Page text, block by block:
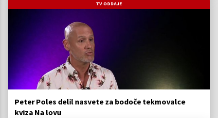
TV ODDAJE
Peter Poles delil nasvete za bodoče tekmovalce
kviza Na lovu